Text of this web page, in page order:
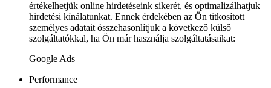
értékelhetjük online hirdetéseink sikerét, és optimalizálhatjuk
hirdetési kínálatunkat. Ennek érdekében az Ön titkosított
személyes adatait összehasonlítjuk a következő külső
szolgáltatókkal, ha Ön már használja szolgáltatásaikat:
Google Ads
Performance